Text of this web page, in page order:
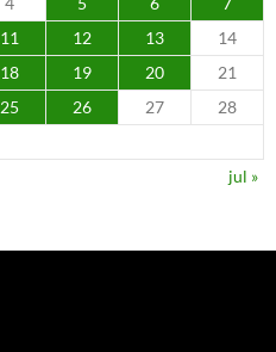
11 12 13
14
18 19 20
21
25 26 27
28
jul »